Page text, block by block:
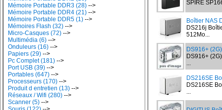
Mémoire Portable DDR3 (28) -->
Mémoire Portable DDR4 (21) -->
Mémoire Portable DDR5 (1) -->
Mémoires Flash (32) -->
Micro-Casques (72) -->
Multimédia (6) -->
Onduleurs (16) -->
Papiers (29) -->
Pc Complet (181) -->
Port USB (39) -->
Portables (647) -->
Processeurs (170) -->
Produit d entretien (13) -->
Réseaux / Wifi (280) -->
Scanner (5) -->
SPIRE
Boîtier NAS
DS216j
512Mo...
DS916+
DS916+
...
DS216SE
DS216SE
...